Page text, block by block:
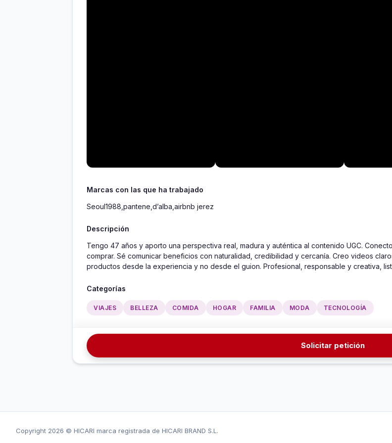
Marcas con las que ha trabajado
Seoul1988,pantene,d’alba,airbnb jerez
Descripción
Tengo 47 años y aporto una perspectiva real, madura y auténtica al contenido UGC.
comprar. Sé comunicar beneficios con naturalidad, credibilidad y cercanía. Creo videos
productos desde la experiencia y no desde el guion. Profesional, responsable y creativa,
Categorías
VIAJES BELLEZA COMIDA HOGAR FAMILIA MODA TECNOLOGÍA
Solicitar petición
Copyright 2026 © HICARI marca registrada de HICARI BRAND S.L.